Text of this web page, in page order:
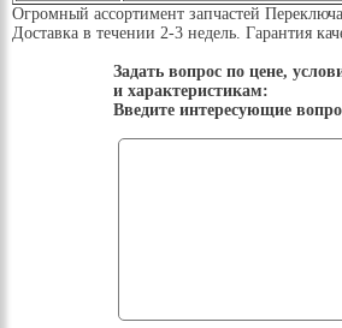
Огромный ассортимент запчастей
Доставка в течении 2-3 недель. Гарантия
Задать вопрос по цене,
и характеристикам:
Введите интересующие